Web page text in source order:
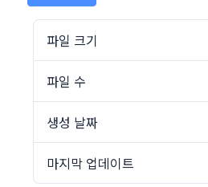
파일 크기
파일 수
생성 날짜
마지막 업데이트